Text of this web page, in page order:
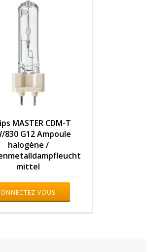
MASTER CDM-T
830 G12 Ampoule
halogène /
mittel
VOUS